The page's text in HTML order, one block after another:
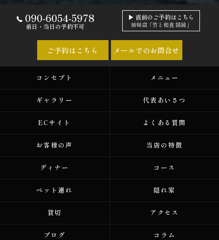
090-6054-5978
前日・当日の予約不可
▶ 直前のご予約はこちら
姉妹店「竹と和食 結縁」
ご予約はこちら メールでのお問合せ
コンセプト メニュー
ギャラリー 代表あいさつ
ECサイト よくある質問
お客様の声 当店の特徴
ディナー コース
ペット連れ 隠れ家
貸切 アクセス
ブログ コラム